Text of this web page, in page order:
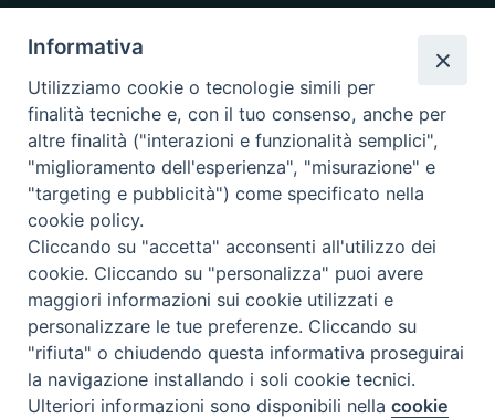
Copyright © 2019. Arcidiocesi di Ancona-Osimo.All Rights Reserved.
Preferenze Cookie
Informativa
Utilizziamo cookie o tecnologie simili per
finalità tecniche e, con il tuo consenso, anche per
altre finalità ("interazioni e funzionalità semplici",
"miglioramento dell'esperienza", "misurazione" e
"targeting e pubblicità") come specificato nella
cookie policy.
Cliccando su "accetta" acconsenti all'utilizzo dei
cookie. Cliccando su "personalizza" puoi avere
maggiori informazioni sui cookie utilizzati e
personalizzare le tue preferenze. Cliccando su
"rifiuta" o chiudendo questa informativa proseguirai
la navigazione installando i soli cookie tecnici.
Ulteriori informazioni sono disponibili nellacookie